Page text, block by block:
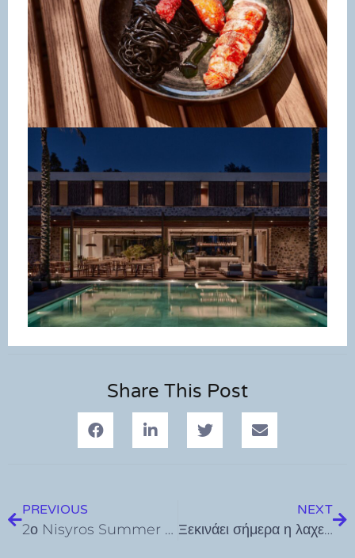
Share This Post
PREVIOUS
2ο Nisyros Summer Festival: Μαρίνα Σάττι live!Κυριακή 21 Ιουλίου στο Λιμάνι Νισύρου
NEXT
Ξεκινάει σήμερα η λαχειοφόρος αγορά του Φοίβου